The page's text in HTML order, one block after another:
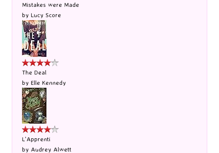
Mistakes were Made
by Lucy Score
The Deal
by Elle Kennedy
L'Apprenti
by Audrey Alwett